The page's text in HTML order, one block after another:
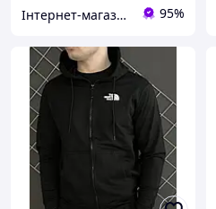
Інтернет-магазин "Dianora-Style" 95%